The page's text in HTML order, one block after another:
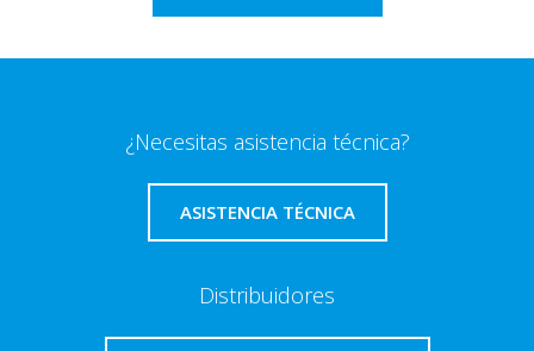
¿Necesitas asistencia técnica?
ASISTENCIA TÉCNICA
Distribuidores